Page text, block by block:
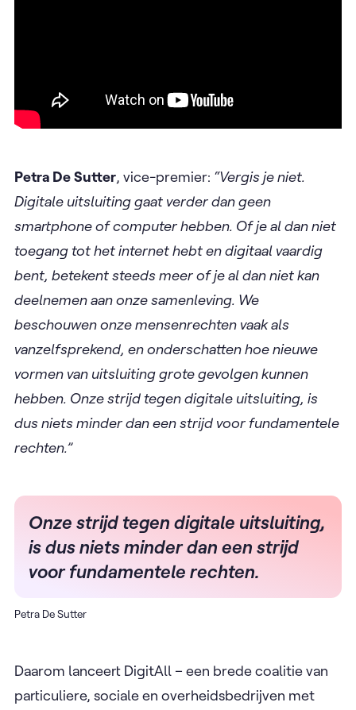
Petra De Sutter, vice-premier: “Vergis je niet.
Digitale uitsluiting gaat verder dan geen
smartphone of computer hebben. Of je al dan niet
toegang tot het internet hebt en digitaal vaardig
bent, betekent steeds meer of je al dan niet kan
deelnemen aan onze samenleving. We
beschouwen onze mensenrechten vaak als
vanzelfsprekend, en onderschatten hoe nieuwe
vormen van uitsluiting grote gevolgen kunnen
hebben. Onze strijd tegen digitale uitsluiting, is
dus niets minder dan een strijd voor fundamentele
rechten.”
Onze strijd tegen digitale uitsluiting,
is dus niets minder dan een strijd
voor fundamentele rechten.
Petra De Sutter
Daarom lanceert DigitAll – een brede coalitie van
particuliere, sociale en overheidsbedrijven met